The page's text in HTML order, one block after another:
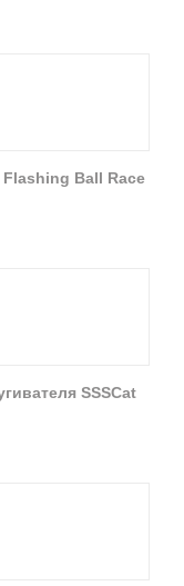
Ball Race
SSSCat